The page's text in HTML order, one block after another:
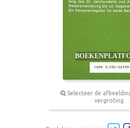
Selecteer de
vergroting